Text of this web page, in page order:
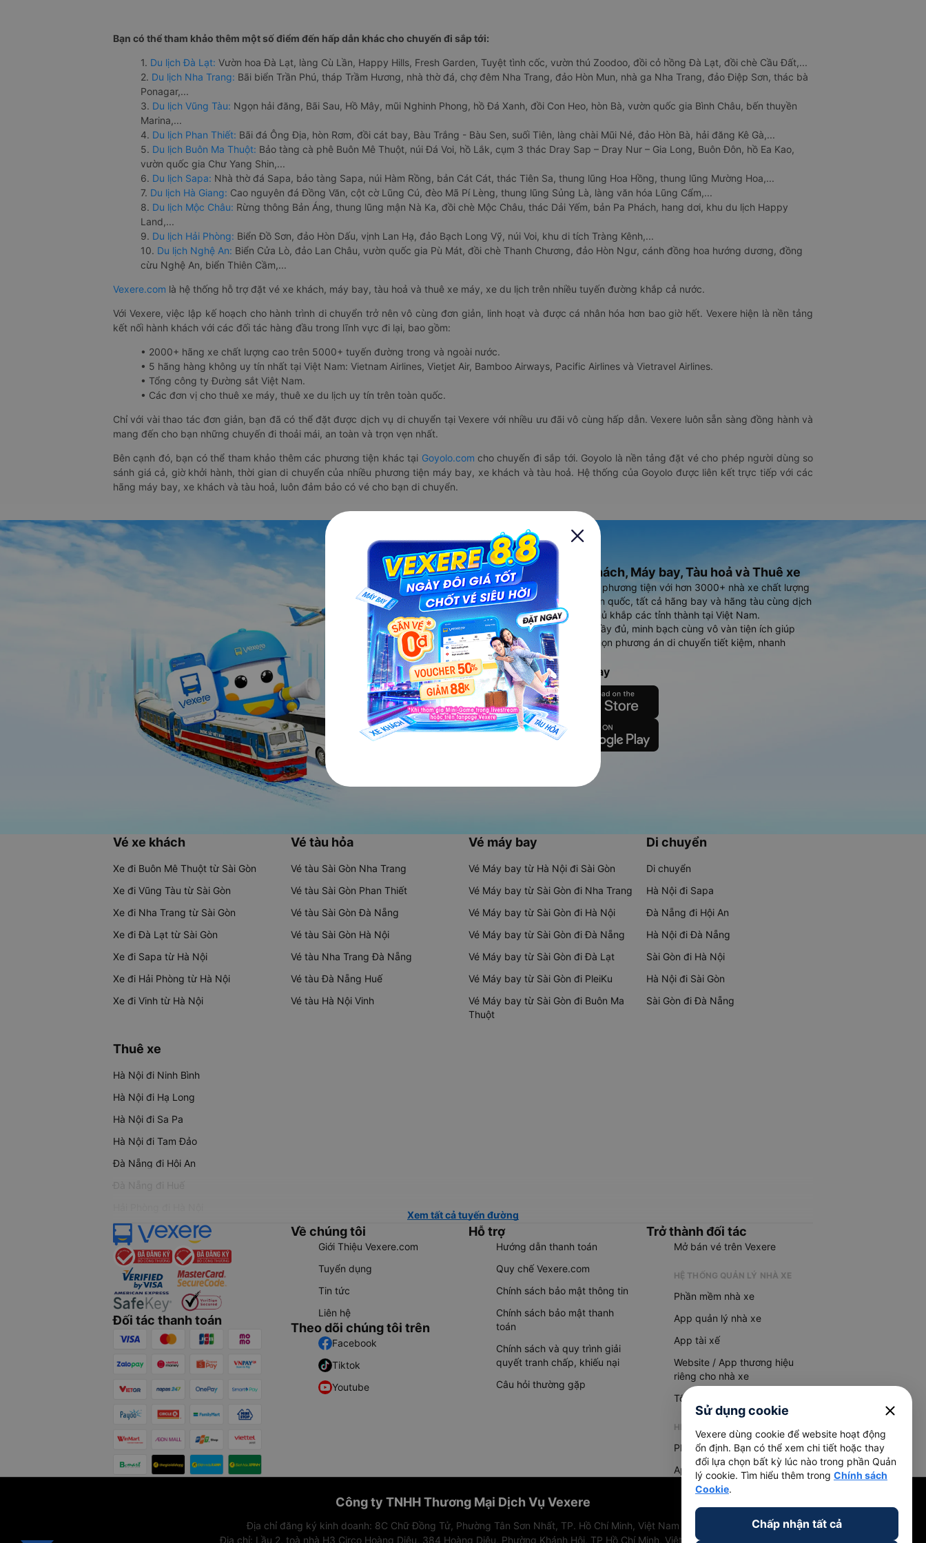
Bạn có thể tham khảo thêm một số điểm đến hấp dẫn khác cho chuyến đi sắp tới:
1. Du lịch Đà Lạt: Vườn hoa Đà Lạt, làng Cù Lần, Happy Hills, Fresh Garden, Tuyệt tình cốc, vườn thú Zoodoo, đồi cỏ hồng Đà Lạt, đồi chè Cầu Đất,...
2. Du lịch Nha Trang: Bãi biển Trần Phú, tháp Trầm Hương, nhà thờ đá, chợ đêm Nha Trang, đảo Hòn Mun, nhà ga Nha Trang, đảo Điệp Sơn, thác bà
Ponagar,...
3. Du lịch Vũng Tàu: Ngọn hải đăng, Bãi Sau, Hồ Mây, mũi Nghinh Phong, hồ Đá Xanh, đồi Con Heo, hòn Bà, vườn quốc gia Bình Châu, bến thuyền
Marina,...
4. Du lịch Phan Thiết: Bãi đá Ông Địa, hòn Rơm, đồi cát bay, Bàu Trắng - Bàu Sen, suối Tiên, làng chài Mũi Né, đảo Hòn Bà, hải đăng Kê Gà,...
5. Du lịch Buôn Ma Thuột: Bảo tàng cà phê Buôn Mê Thuột, núi Đá Voi, hồ Lắk, cụm 3 thác Dray Sap – Dray Nur – Gia Long, Buôn Đôn, hồ Ea Kao,
vườn quốc gia Chư Yang Shin,...
6. Du lịch Sapa: Nhà thờ đá Sapa, bảo tàng Sapa, núi Hàm Rồng, bản Cát Cát, thác Tiên Sa, thung lũng Hoa Hồng, thung lũng Mường Hoa,...
7. Du lịch Hà Giang: Cao nguyên đá Đồng Văn, cột cờ Lũng Cú, đèo Mã Pí Lèng, thung lũng Sủng Là, làng văn hóa Lũng Cẩm,...
8. Du lịch Mộc Châu: Rừng thông Bản Áng, thung lũng mận Nà Ka, đồi chè Mộc Châu, thác Dải Yếm, bản Pa Phách, hang dơi, khu du lịch Happy
Land,...
9. Du lịch Hải Phòng: Biển Đồ Sơn, đảo Hòn Dấu, vịnh Lan Hạ, đảo Bạch Long Vỹ, núi Voi, khu di tích Tràng Kênh,...
10. Du lịch Nghệ An: Biển Cửa Lò, đảo Lan Châu, vườn quốc gia Pù Mát, đồi chè Thanh Chương, đảo Hòn Ngư, cánh đồng hoa hướng dương, đồng
cừu Nghệ An, biển Thiên Cầm,...
Vexere.com là hệ thống hỗ trợ đặt vé xe khách, máy bay, tàu hoả và thuê xe máy, xe du lịch trên nhiều tuyến đường khắp cả nước.
Với Vexere, việc lập kế hoạch cho hành trình di chuyển trở nên vô cùng đơn giản, linh hoạt và được cá nhân hóa hơn bao giờ hết. Vexere hiện là nền tảng
kết nối hành khách với các đối tác hàng đầu trong lĩnh vực đi lại, bao gồm:
• 2000+ hãng xe chất lượng cao trên 5000+ tuyến đường trong và ngoài nước.
• 5 hãng hàng không uy tín nhất tại Việt Nam: Vietnam Airlines, Vietjet Air, Bamboo Airways, Pacific Airlines và Vietravel Airlines.
• Tổng công ty Đường sắt Việt Nam.
• Các đơn vị cho thuê xe máy, thuê xe du lịch uy tín trên toàn quốc.
Chỉ với vài thao tác đơn giản, bạn đã có thể đặt được dịch vụ di chuyển tại Vexere với nhiều ưu đãi vô cùng hấp dẫn. Vexere luôn sẵn sàng đồng hành và
mang đến cho bạn những chuyến đi thoải mái, an toàn và trọn vẹn nhất.
Bên cạnh đó, bạn có thể tham khảo thêm các phương tiện khác tại Goyolo.com cho chuyến đi sắp tới. Goyolo là nền tảng đặt vé cho phép người dùng so
sánh giá cả, giờ khởi hành, thời gian di chuyển của nhiều phương tiện máy bay, xe khách và tàu hoả. Hệ thống của Goyolo được liên kết trực tiếp với các
hãng máy bay, xe khách và tàu hoả, luôn đảm bảo có vé cho bạn di chuyển.
Ứng dụng đặt vé Xe khách, Máy bay, Tàu hoả và Thuê xe
Vexere - ứng dụng đặt vé đa phương tiện với hơn 3000+ nhà xe chất lượng
cao, 5000+ tuyến đường toàn quốc, tất cả hãng bay và hãng tàu cùng dịch
vụ thuê xe máy, xe du lịch phủ khắp các tỉnh thành tại Việt Nam.
Ứng dụng hiển thị thông tin đầy đủ, minh bạch cùng vô vàn tiện ích giúp
người dùng so sánh và lựa chọn phương án di chuyển tiết kiệm, nhanh
chóng và phù hợp nhất.
Tải ứng dụng Vexere ngay
Vé xe khách
Xe đi Buôn Mê Thuột từ Sài Gòn
Xe đi Vũng Tàu từ Sài Gòn
Xe đi Nha Trang từ Sài Gòn
Xe đi Đà Lạt từ Sài Gòn
Xe đi Sapa từ Hà Nội
Xe đi Hải Phòng từ Hà Nội
Xe đi Vinh từ Hà Nội
Vé tàu hỏa
Vé tàu Sài Gòn Nha Trang
Vé tàu Sài Gòn Phan Thiết
Vé tàu Sài Gòn Đà Nẵng
Vé tàu Sài Gòn Hà Nội
Vé tàu Nha Trang Đà Nẵng
Vé tàu Đà Nẵng Huế
Vé tàu Hà Nội Vinh
Vé máy bay
Vé Máy bay từ Hà Nội đi Sài Gòn
Vé Máy bay từ Sài Gòn đi Nha Trang
Vé Máy bay từ Sài Gòn đi Hà Nội
Vé Máy bay từ Sài Gòn đi Đà Nẵng
Vé Máy bay từ Sài Gòn đi Đà Lạt
Vé Máy bay từ Sài Gòn đi PleiKu
Vé Máy bay từ Sài Gòn đi Buôn Ma
Thuột
Di chuyển
Di chuyển
Hà Nội đi Sapa
Đà Nẵng đi Hội An
Hà Nội đi Đà Nẵng
Sài Gòn đi Hà Nội
Hà Nội đi Sài Gòn
Sài Gòn đi Đà Nẵng
Thuê xe
Hà Nội đi Ninh Bình
Hà Nội đi Hạ Long
Hà Nội đi Sa Pa
Hà Nội đi Tam Đảo
Đà Nẵng đi Hội An
Đà Nẵng đi Huế
Xem tất cả tuyến đường
Đối tác thanh toán
Về chúng tôi
Giới Thiệu Vexere.com
Tuyển dụng
Tin tức
Liên hệ
Theo dõi chúng tôi trên
Facebook
Tiktok
Youtube
Hỗ trợ
Hướng dẫn thanh toán
Quy chế Vexere.com
Chính sách bảo mật thông tin
Chính sách bảo mật thanh
toán
Chính sách và quy trình giải
quyết tranh chấp, khiếu nại
Câu hỏi thường gặp
Trở thành đối tác
Mở bán vé trên Vexere
HỆ THỐNG QUẢN LÝ NHÀ XE
Phần mềm nhà xe
App quản lý nhà xe
App tài xế
Website / App thương hiệu
riêng cho nhà xe
Tổng đài AI
HỆ THỐNG QUẢN LÝ HÀNG HOÁ
Phần mềm quản lý hàng hoá
App quản lý hàng hoá
Công ty TNHH Thương Mại Dịch Vụ Vexere
Địa chỉ đăng ký kinh doanh: 8C Chữ Đồng Tử, Phường Tân Sơn Nhất, TP. Hồ Chí Minh, Việt Nam
Địa chỉ: Lầu 2, toà nhà H3 Circo Hoàng Diệu, 384 Hoàng Diệu, Phường Khánh Hội, TP Hồ Chí Minh, Việt Nam
Sử dụng cookie close
Vexere dùng cookie để website hoạt động
ổn định. Bạn có thể xem chi tiết hoặc thay
đổi lựa chọn bất kỳ lúc nào trong phần Quản
lý cookie. Tìm hiểu thêm trong Chính sách
Cookie.
Chấp nhận tất cả